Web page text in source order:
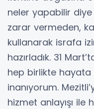
neler yapabilir
zarar vermeden,
kullanarak israfa
hazırladık. 31
hep birlikte hayata
inanıyorum.
hizmet anlayışı ile